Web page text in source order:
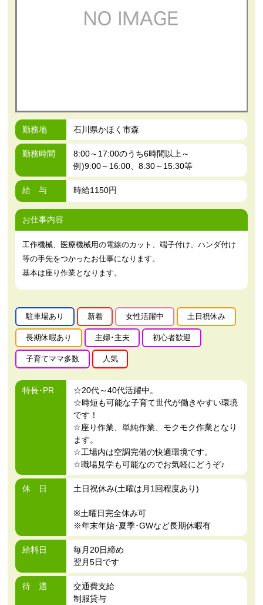
勤務地 石川県かほく市森
勤務時間
8:00～17:00のうち6時間以上～
例)9:00～16:00、8:30～15:30等
給 与 時給1150円
お仕事内容
工作機械、医療機械用の電線のカット、端子付け、ハンダ付け
等の手先をつかったお仕事になります。
基本は座り作業となります。
駐車場あり 新着 女性活躍中 土日祝休み
長期休暇あり 主婦･主夫 初心者歓迎
子育てママ多数 人気
特長･PR
☆20代～40代活躍中。
☆時短も可能な子育て世代が働きやすい環境
です！
☆座り作業、単純作業、モクモク作業となり
ます。
☆工場内は空調完備の快適環境です。
☆職場見学も可能なのでお気軽にどうぞ♪
休 日 土日祝休み(土曜は月1回程度あり)
※土曜日完全休み可
※年末年始･夏季･GWなど長期休暇有
給料日
毎月20日締め
翌月5日です
待 遇
交通費支給
制服貸与